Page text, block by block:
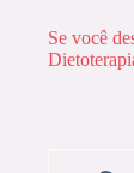
Se você